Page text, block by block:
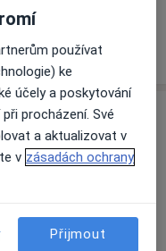
používat
ke
účely a poskytování
procházení. Své
a aktualizovat v
v zásadách ochrany
Přijmout